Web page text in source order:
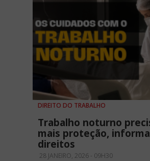
DIREITO DO TRABALHO
Trabalho noturno
mais proteção,
direitos
28 JANEIRO, 2026 - 09H30